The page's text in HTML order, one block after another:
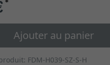
Ajouter au panier
FDM-H039-SZ-S-H